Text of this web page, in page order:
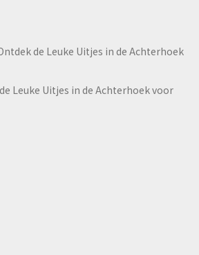
de Leuke Uitjes in de Achterhoek
Leuke Uitjes in de Achterhoek voor